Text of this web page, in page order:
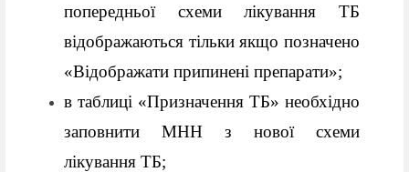
попередньої схеми лікування ТБ
відображаються тільки якщо позначено
«Відображати припинені препарати»;
в таблиці «Призначення ТБ» необхідно
заповнити МНН з нової схеми
лікування ТБ;